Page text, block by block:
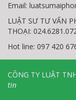
Email:
LUẬT SƯ TƯ VẤN
THOẠI:
Hot line: 097 420
CÔNG TY LUẬT
tin